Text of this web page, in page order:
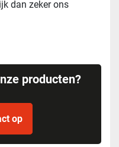
dan zeker ons
producten?
op